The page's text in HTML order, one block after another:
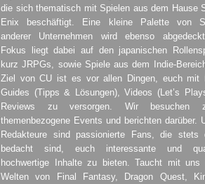
die sich thematisch mit Spielen aus dem Hause
Enix beschäftigt. Eine kleine Palette von
anderer Unternehmen wird ebenso
Fokus liegt dabei auf den japanischen
kurz JRPGs, sowie Spiele aus dem Indie-
Ziel von CU ist es vor allen Dingen, euch mit
Guides (Tipps & Lösungen), Videos (Let’s
Reviews zu versorgen. Wir besuchen
themenbezogene Events und berichten darüber.
Redakteure sind passionierte Fans, die stets
bedacht sind, euch interessante und
hochwertige Inhalte zu bieten. Taucht mit
Welten von Final Fantasy, Dragon Quest,